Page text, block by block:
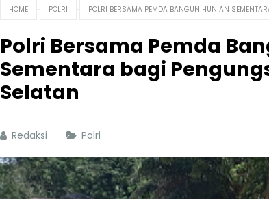
HOME POLRI POLRI BERSAMA PEMDA BANGUN HUNIAN
Polri Bersama Pemda
Sementara bagi
Selatan
Redaksi Polri